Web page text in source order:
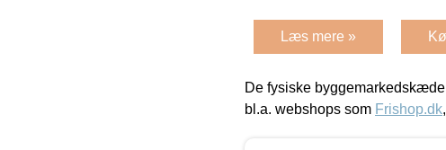
Læs mere »
De fysiske
bl.a. webshops som Frishop.dk,